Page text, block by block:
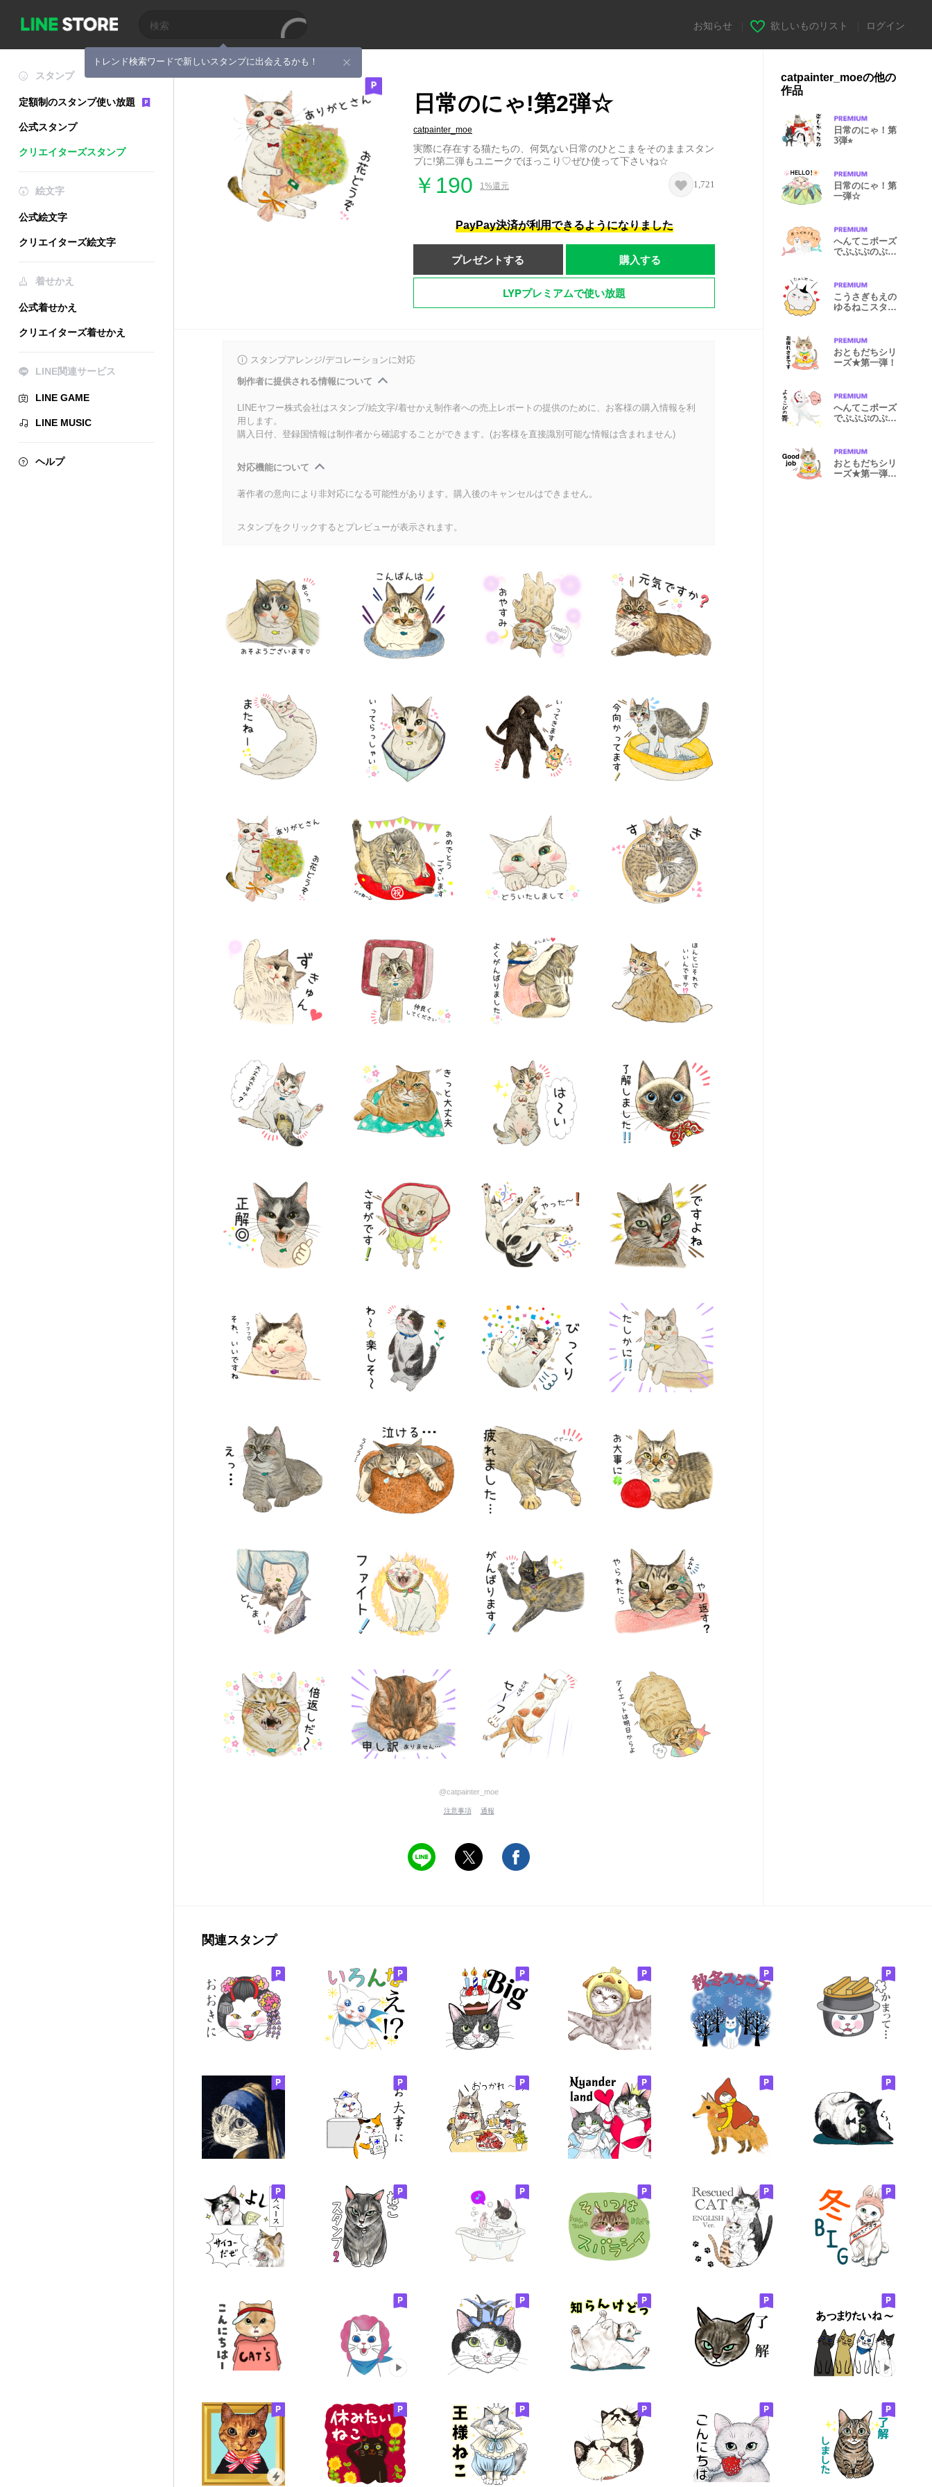
トレンド検索ワードで新しいスタンプに出会えるかも！
お知らせ 欲しいものリスト ログイン
スタンプ
定額制のスタンプ使い放題
公式スタンプ
クリエイターズスタンプ
絵文字
公式絵文字
クリエイターズ絵文字
着せかえ
公式着せかえ
クリエイターズ着せかえ
LINE関連サービス
LINE GAME
LINE MUSIC
ヘルプ
日常のにゃ!第2弾☆
catpainter_moe
実際に存在する猫たちの、何気ない日常のひとこまをそのままスタン
プに!第二弾もユニークでほっこり♡ぜひ使って下さいね☆
￥190 1%還元 1,721
PayPay決済が利用できるようになりました
プレゼントする 購入する
LYPプレミアムで使い放題
スタンプアレンジ/デコレーションに対応
制作者に提供される情報について
LINEヤフー株式会社はスタンプ/絵文字/着せかえ制作者への売上レポートの提供のために、お客様の購入情報を利
用します。
購入日付、登録国情報は制作者から確認することができます。(お客様を直接識別可能な情報は含まれません)
対応機能について
著作者の意向により非対応になる可能性があります。購入後のキャンセルはできません。
スタンプをクリックするとプレビューが表示されます。
@catpainter_moe
注意事項 通報
catpainter_moeの他の
作品
日常のにゃ！第
3弾⭐︎
日常のにゃ！第
一弾☆
へんてこポーズ
でぷぷぷのぷ第
こうさぎもえの
ゆるねこスタン
おともだちシリ
ーズ★第一弾！
へんてこポーズ
でぷぷぷのぷ第
おともだちシリ
ーズ★第一弾!
関連スタンプ